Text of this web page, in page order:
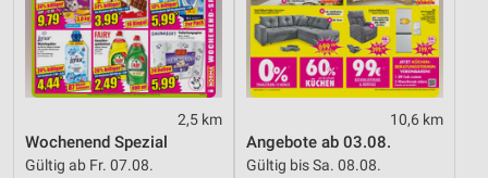
2,5 km
Wochenend Spezial
Gültig ab Fr. 07.08.
10,6 km
Angebote ab 03.08.
Gültig bis Sa. 08.08.